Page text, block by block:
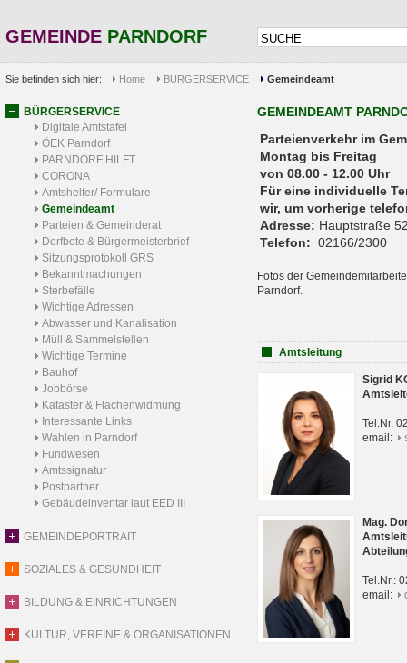
GEMEINDE PARNDORF
Sie befinden sich hier: Home BÜRGERSERVICE Gemeindeamt
BÜRGERSERVICE
Digitale Amtstafel
ÖEK Parndorf
PARNDORF HILFT
CORONA
Amtshelfer/ Formulare
Gemeindeamt
Parteien & Gemeinderat
Dorfbote & Bürgermeisterbrief
Sitzungsprotokoll GRS
Bekanntmachungen
Sterbefälle
Wichtige Adressen
Abwasser und Kanalisation
Müll & Sammelstellen
Wichtige Termine
Bauhof
Jobbörse
Kataster & Flächenwidmung
Interessante Links
Wahlen in Parndorf
Fundwesen
Amtssignatur
Postpartner
Gebäudeinventar laut EED III
GEMEINDEPORTRAIT
SOZIALES & GESUNDHEIT
BILDUNG & EINRICHTUNGEN
KULTUR, VEREINE & ORGANISATIONEN
GEMEINDEAMT
Parteienverkehr
Montag bis Freitag
von 08.00 - 12.00 Uhr
Für eine individuelle
wir, um vorherige
Adresse: Hauptstraße
Telefon: 02166/2300
Fotos der
Parndorf.
Amtsleitung
Sigrid
Tel.Nr.
email:
Mag.
Tel.Nr.:
email: